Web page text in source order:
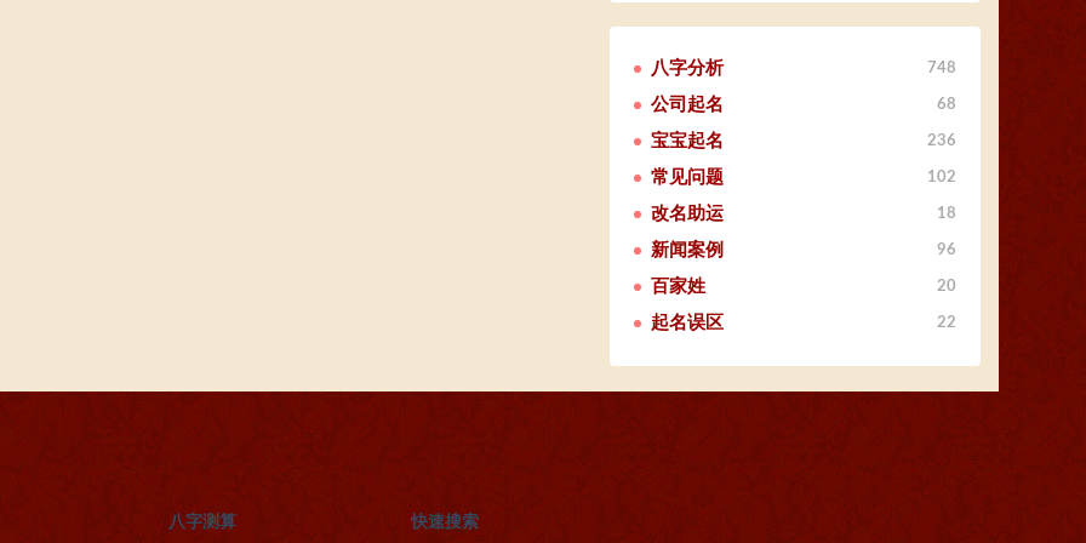
八字分析 748
公司起名 68
宝宝起名 236
常见问题 102
改名助运 18
新闻案例 96
百家姓 20
起名误区 22
八字测算 快速搜索